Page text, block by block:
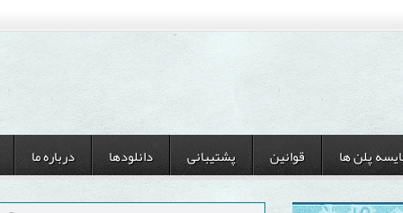
ها قوانین پشتیبانی دانلودها درباره ما